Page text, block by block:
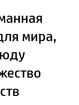
мира,